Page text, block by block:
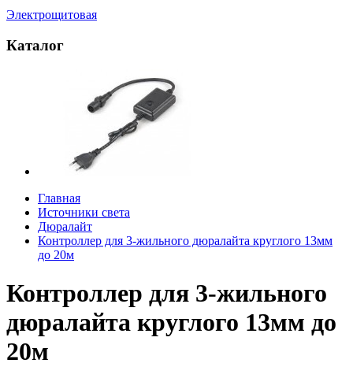
Электрощитовая
Каталог
Главная
Источники света
Дюралайт
Контроллер для 3-жильного дюралайта круглого 13мм
до 20м
Контроллер для 3-жильного
дюралайта круглого 13мм до
20м